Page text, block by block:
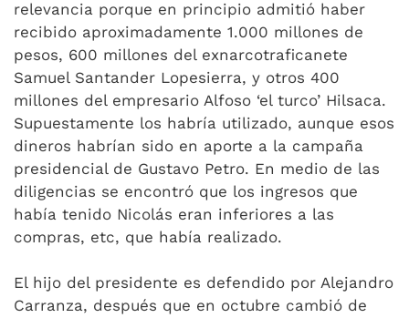
relevancia porque en principio admitió haber
recibido aproximadamente 1.000 millones de
pesos, 600 millones del exnarcotraficanete
Samuel Santander Lopesierra, y otros 400
millones del empresario Alfoso ‘el turco’ Hilsaca.
Supuestamente los habría utilizado, aunque esos
dineros habrían sido en aporte a la campaña
presidencial de Gustavo Petro. En medio de las
diligencias se encontró que los ingresos que
había tenido Nicolás eran inferiores a las
compras, etc, que había realizado.
El hijo del presidente es defendido por Alejandro
Carranza, después que en octubre cambió de